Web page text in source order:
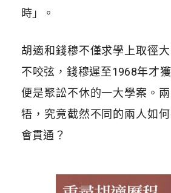
時」。
胡適和錢穆不僅求學上取徑
不咬弦，錢穆遲至1968年才
便是聚訟不休的一大學案。
牾，究竟截然不同的兩人如
會貫通？